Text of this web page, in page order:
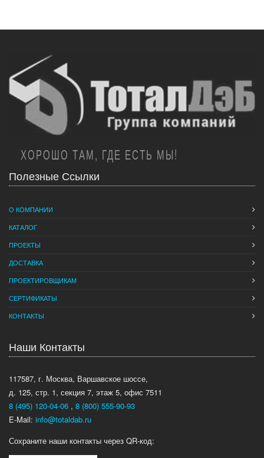
ХОРОШО ТАМ, ГДЕ ЕСТЬ МЫ!
Полезные Ссылки
О КОМПАНИИ
КАТАЛОГ
ПРОЕКТЫ
ДОСТАВКА
ПРОЕКТИРОВЩИКАМ
СЕРТИФИКАТЫ
КОНТАКТЫ
Наши Контакты
117587, г. Москва, Варшавское шоссе,
д. 125, стр. 1, секция 7, этаж 5, офис 7511
8 (495) 120-04-06 , 8 (800) 555-90-93
E-Mail: info@totaldab.ru
Сохраните наши контакты через QR-код: